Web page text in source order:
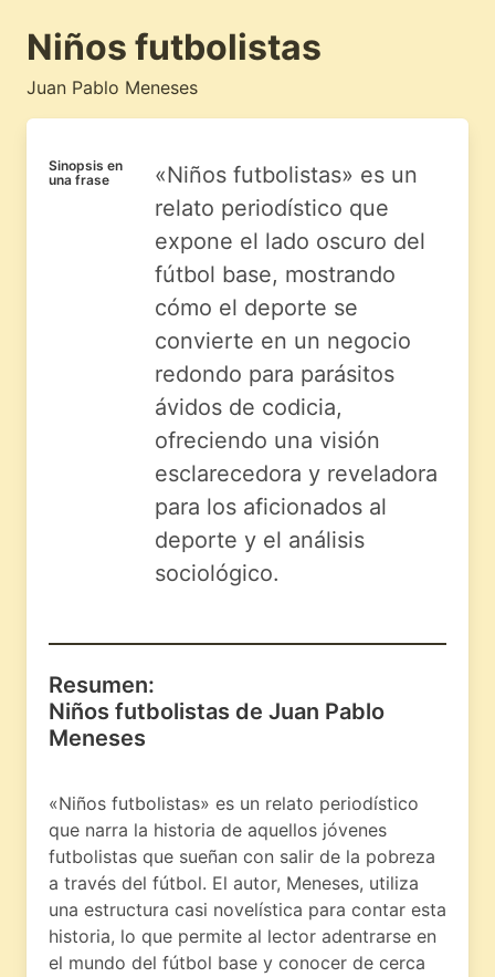
Niños futbolistas
Juan Pablo Meneses
Sinopsis en
una frase
«Niños futbolistas» es un
relato periodístico que
expone el lado oscuro del
fútbol base, mostrando
cómo el deporte se
convierte en un negocio
redondo para parásitos
ávidos de codicia,
ofreciendo una visión
esclarecedora y reveladora
para los aficionados al
deporte y el análisis
sociológico.
Resumen:
Niños futbolistas de Juan Pablo
Meneses
«Niños futbolistas» es un relato periodístico
que narra la historia de aquellos jóvenes
futbolistas que sueñan con salir de la pobreza
a través del fútbol. El autor, Meneses, utiliza
una estructura casi novelística para contar esta
historia, lo que permite al lector adentrarse en
el mundo del fútbol base y conocer de cerca